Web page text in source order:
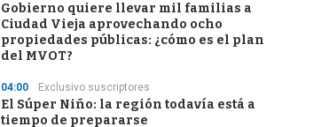
Gobierno quiere llevar mil familias a
Ciudad Vieja aprovechando ocho
propiedades públicas: ¿cómo es el plan
del MVOT?
04:00 Exclusivo suscriptores
El Súper Niño: la región todavía está a
tiempo de prepararse